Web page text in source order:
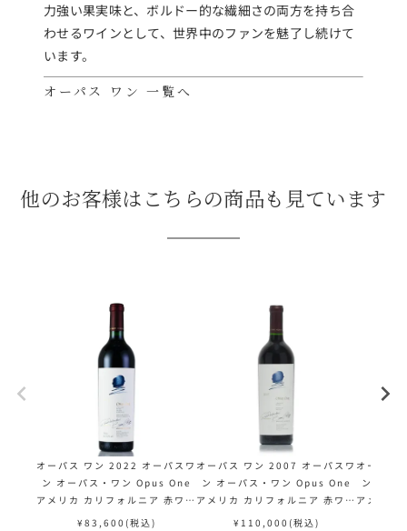
力強い果実味と、ボルドー的な繊細さの両方を持ち合
わせるワインとして、世界中のファンを魅了し続けて
います。
オーパス ワン 一覧へ
他のお客様はこちらの商品も見ています
オーパス ワン 2022 オーパスワ
ン オーパス・ワン Opus One
アメリカ カリフォルニア 赤ワイ
ン
¥ 83,600 (税込)
オーパス ワン 2007 オーパスワ
ン オーパス・ワン Opus One
アメリカ カリフォルニア 赤ワイ
ン
¥ 110,000 (税込)
オーパス
ン オー
アメリカ